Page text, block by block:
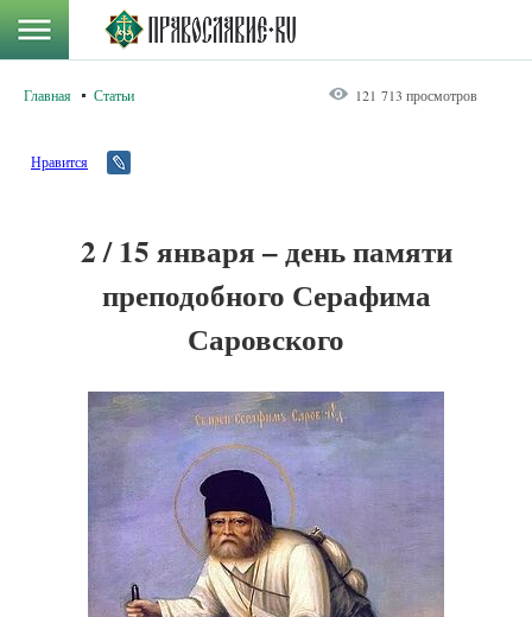
Главная Статьи 121 713 просмотров
Нравится
2 / 15 января – день памяти
преподобного Серафима
Саровского